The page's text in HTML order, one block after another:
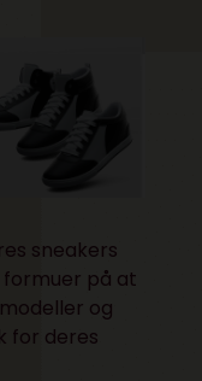
sneakers
formuer på at
og
for deres